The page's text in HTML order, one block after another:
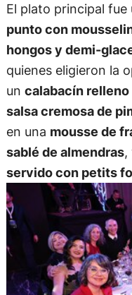
El plato principal fue
punto con
hongos y demi-
quienes eligieron la
un calabacín
salsa cremosa de
en una mousse de
sablé de almendras,
servido con petits